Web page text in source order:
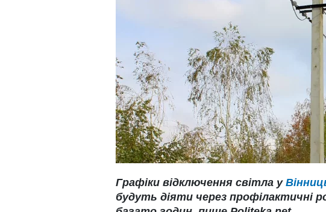
Графіки відключення світла у
будуть діяти через